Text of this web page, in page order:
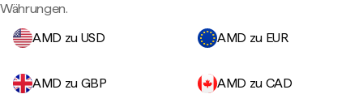
Währungen.
AMD zu USD
AMD zu EUR
AMD zu GBP AMD zu CAD